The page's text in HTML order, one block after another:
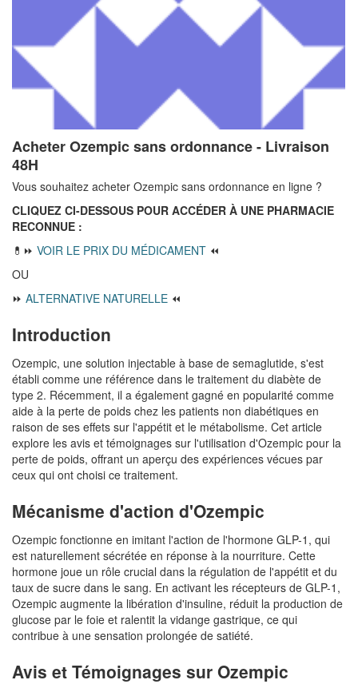
Acheter Ozempic sans ordonnance - Livraison
48H
Vous souhaitez acheter Ozempic sans ordonnance en ligne ?
CLIQUEZ CI-DESSOUS POUR ACCÉDER À UNE PHARMACIE
RECONNUE :
💊⏩ VOIR LE PRIX DU MÉDICAMENT ⏪
OU
⏩ ALTERNATIVE NATURELLE ⏪
Introduction
Ozempic, une solution injectable à base de semaglutide, s'est
établi comme une référence dans le traitement du diabète de
type 2. Récemment, il a également gagné en popularité comme
aide à la perte de poids chez les patients non diabétiques en
raison de ses effets sur l'appétit et le métabolisme. Cet article
explore les avis et témoignages sur l'utilisation d'Ozempic pour la
perte de poids, offrant un aperçu des expériences vécues par
ceux qui ont choisi ce traitement.
Mécanisme d'action d'Ozempic
Ozempic fonctionne en imitant l'action de l'hormone GLP-1, qui
est naturellement sécrétée en réponse à la nourriture. Cette
hormone joue un rôle crucial dans la régulation de l'appétit et du
taux de sucre dans le sang. En activant les récepteurs de GLP-1,
Ozempic augmente la libération d'insuline, réduit la production de
glucose par le foie et ralentit la vidange gastrique, ce qui
contribue à une sensation prolongée de satiété.
Avis et Témoignages sur Ozempic